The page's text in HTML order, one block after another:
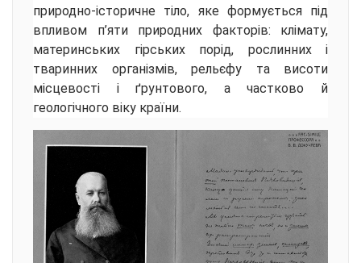
природно-історичне тіло, яке формується під
впливом п’яти природних факторів: клімату,
материнських гірських порід, рослинних і
тваринних організмів, рельєфу та висоти
місцевості і ґрунтового, а частково й
геологічного віку країни.